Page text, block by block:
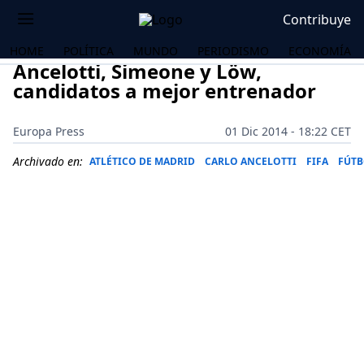
Contribuye
HOME POLÍTICA MUNDO PERIODISMO ECONOMÍA
Ancelotti, Simeone y Löw,
candidatos a mejor entrenador
Europa Press
01 Dic 2014 - 18:22 CET
Archivado en: ATLÉTICO DE MADRID CARLO ANCELOTTI FIFA